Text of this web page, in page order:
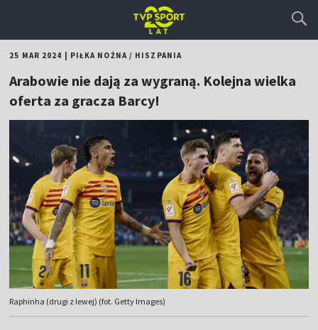
25 MAR 2024 PIŁKA NOŻNA/ HISZPANIA
Arabowie nie dają za wygraną. Kolejna wielka
oferta za gracza Barcy!
Raphinha (drugi z lewej) (fot. Getty Images)